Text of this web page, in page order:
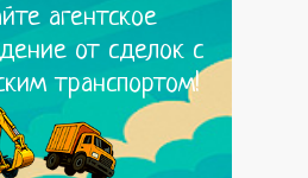
агентское
от сделок с
транспортом!